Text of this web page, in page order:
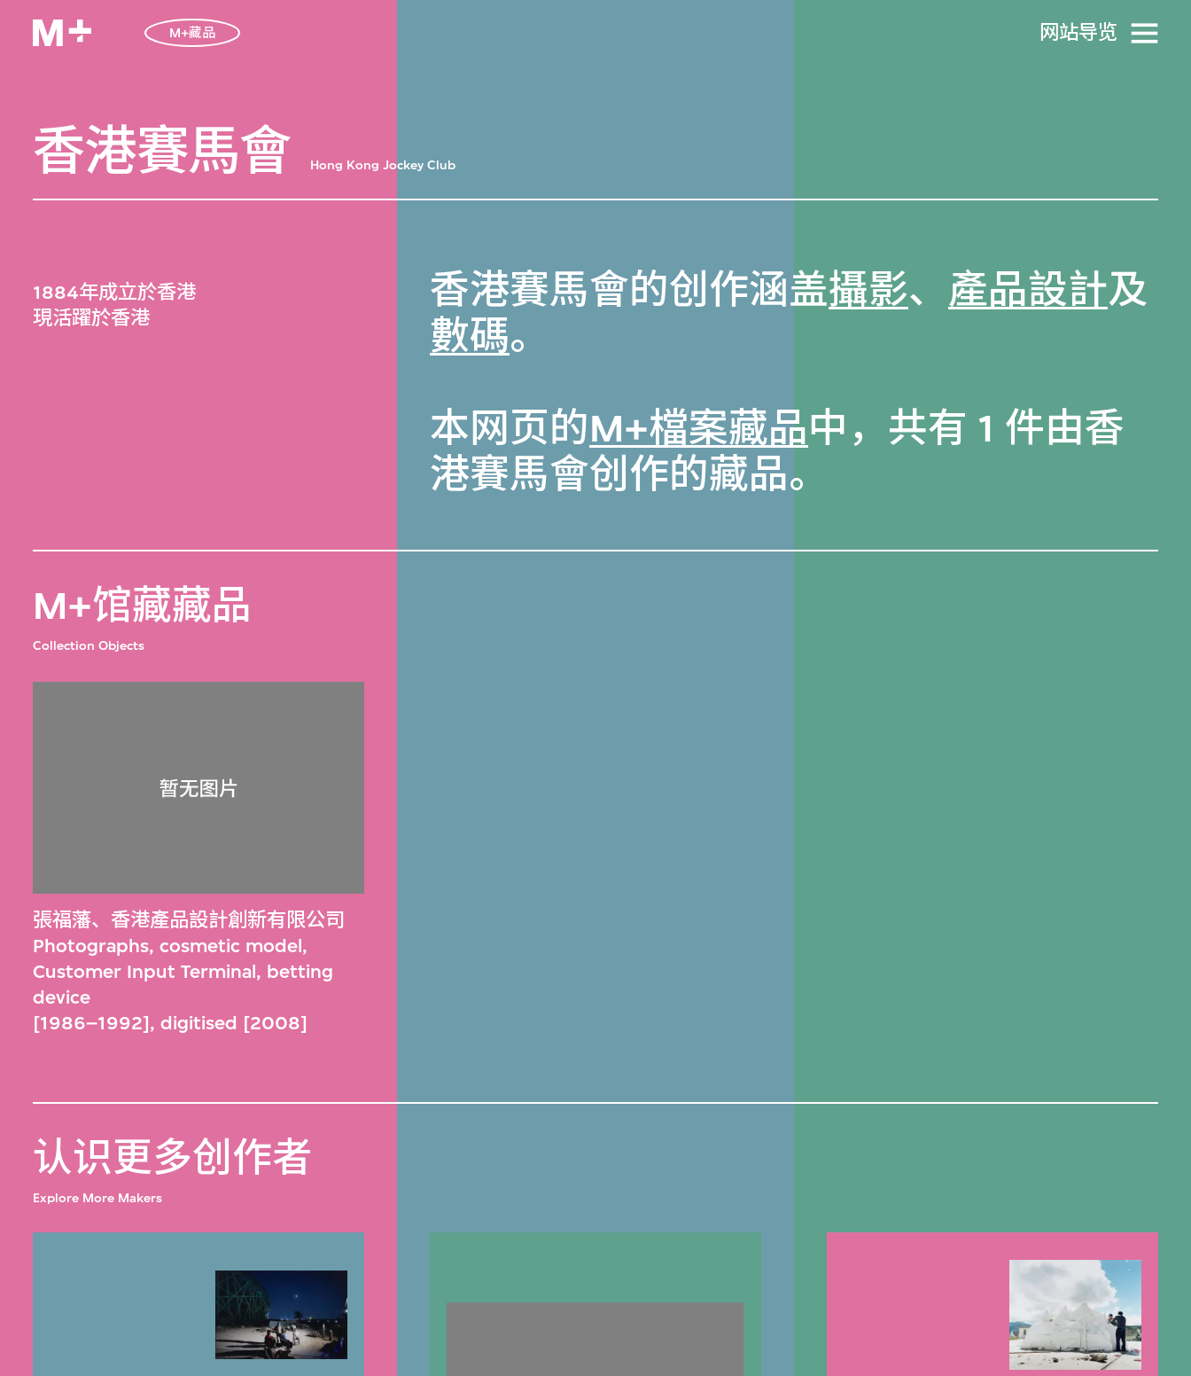
M+藏品 网站导览
香港賽馬會 Hong Kong Jockey Club
1884年成立於香港
現活躍於香港
香港賽馬會的创作涵盖攝影、 產品設計及
數碼。
本网页的M+檔案藏品中，共有 1 件由香
港賽馬會创作的藏品。
M+馆藏藏品
Collection Objects
張福藩、 香港產品設計創新有限公司
Photographs, cosmetic model,
Customer Input Terminal, betting
device
[1986–1992], digitised [2008]
认识更多创作者
Explore More Makers